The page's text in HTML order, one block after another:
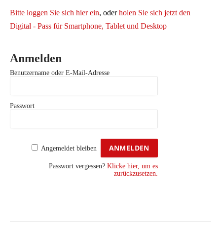
Bitte loggen Sie sich hier ein, oderholen Sie sich jetzt den
Digital - Pass für Smartphone, Tablet und Desktop
Anmelden
Benutzername oder E-Mail-Adresse
Passwort
Angemeldet bleiben
Passwort vergessen? Klicke hier, um es
zurückzusetzen.